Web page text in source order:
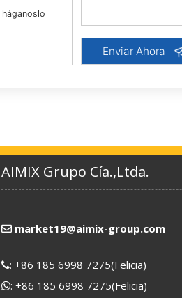
háganoslo
AIMIX Grupo Cía.,Ltda.
market19@aimix-group.com
: +86 185 6998 7275(Felicia)
: +86 185 6998 7275(Felicia)